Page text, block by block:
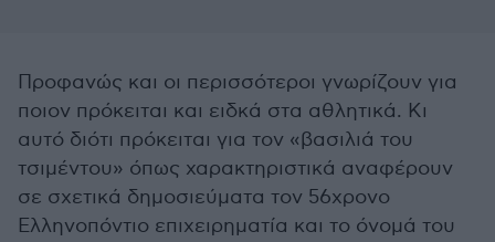
Προφανώς και οι περισσότεροι γνωρίζουν για
ποιον πρόκειται και ειδκά στα αθλητικά. Κι
αυτό διότι πρόκειται για τον «βασιλιά του
τσιμέντου» όπως χαρακτηριστικά αναφέρουν
σε σχετικά δημοσιεύματα τον 56χρονο
Ελληνοπόντιο επιχειρηματία και το όνομά του